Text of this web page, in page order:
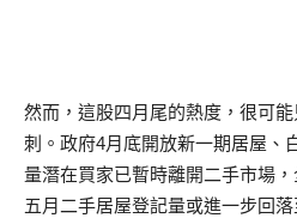
然而，這股四月尾的熱度，很可
刺。政府4月底開放新一期居屋、
量潛在買家已暫時離開二手市場
五月二手居屋登記量或進一步回